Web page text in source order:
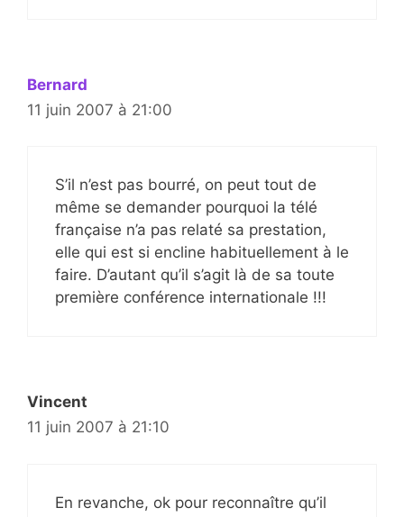
Bernard
11 juin 2007 à 21:00
S’il n’est pas bourré, on peut tout de
même se demander pourquoi la télé
française n’a pas relaté sa prestation,
elle qui est si encline habituellement à le
faire. D’autant qu’il s’agit là de sa toute
première conférence internationale !!!
Vincent
11 juin 2007 à 21:10
En revanche, ok pour reconnaître qu’il